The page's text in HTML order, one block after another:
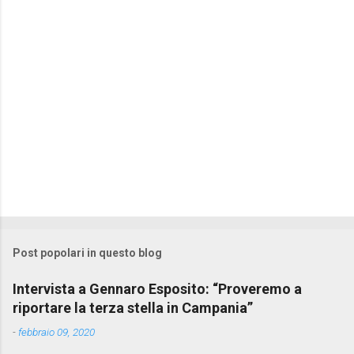
Post popolari in questo blog
Intervista a Gennaro Esposito: “Proveremo a
riportare la terza stella in Campania”
- febbraio 09, 2020